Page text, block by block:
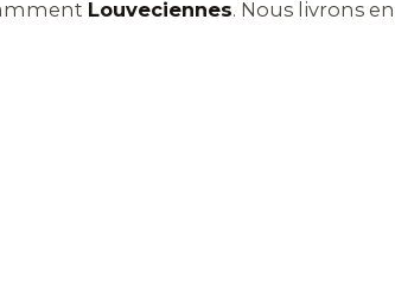
Louveciennes. Nous livrons